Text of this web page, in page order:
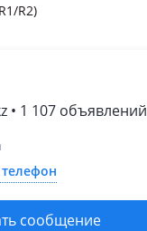
R2)
• 1 107 объявлений
сообщение